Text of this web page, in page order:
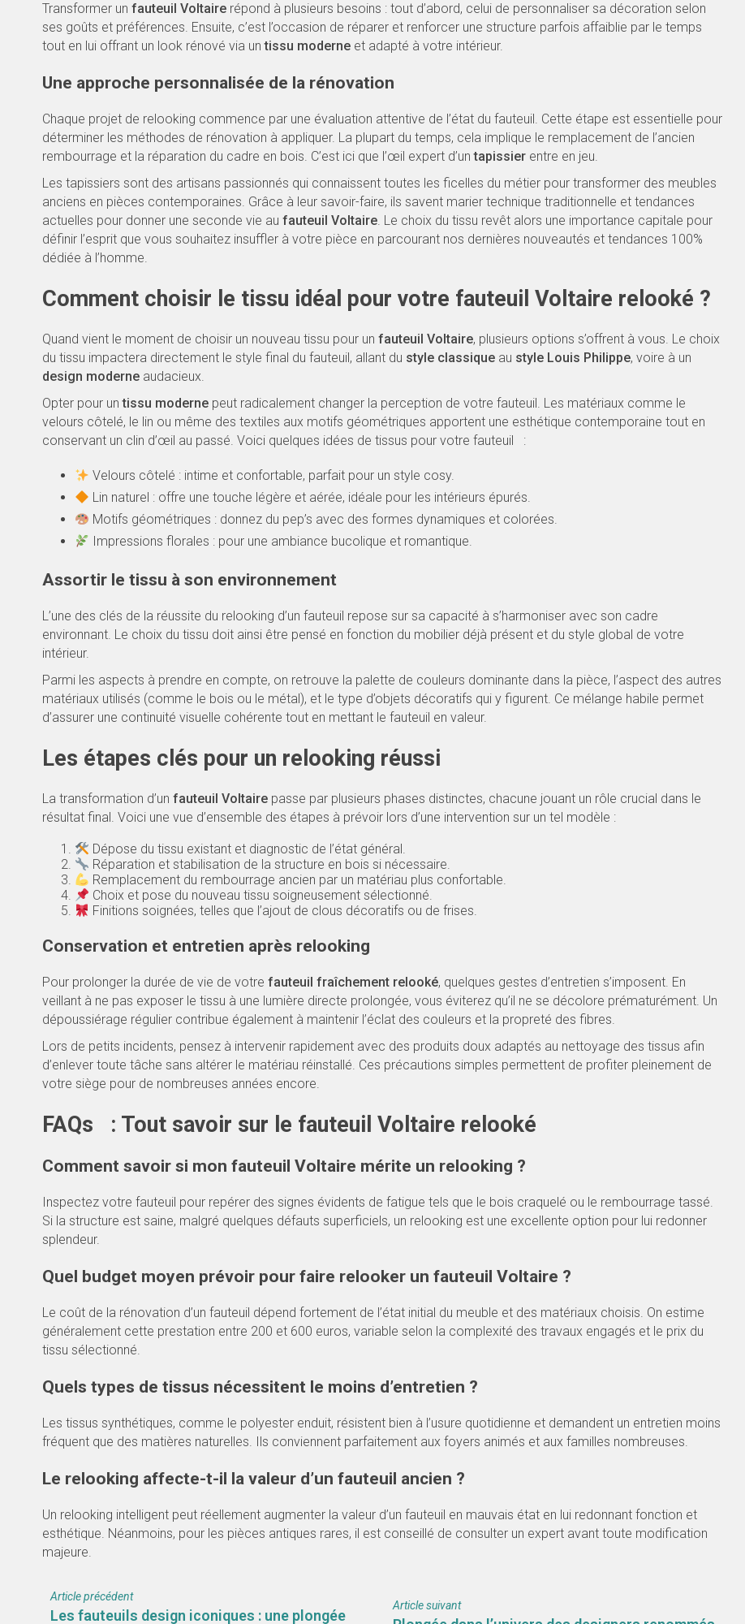
Transformer un fauteuil Voltaire répond à plusieurs besoins : tout d’abord, celui de personnaliser sa décoration selon
ses goûts et préférences. Ensuite, c’est l’occasion de réparer et renforcer une structure parfois affaiblie par le temps
tout en lui offrant un look rénové via untissu moderne et adapté à votre intérieur.
Une approche personnalisée de la rénovation
Chaque projet de relooking commence par une évaluation attentive de l’état du fauteuil. Cette étape est essentielle pour
déterminer les méthodes de rénovation à appliquer. La plupart du temps, cela implique le remplacement de l’ancien
rembourrage et la réparation du cadre en bois. C’est ici que l’œil expert d’untapissier entre en jeu.
Les tapissiers sont des artisans passionnés qui connaissent toutes les ficelles du métier pour transformer des meubles
anciens en pièces contemporaines. Grâce à leur savoir-faire, ils savent marier technique traditionnelle et tendances
actuelles pour donner une seconde vie au fauteuil Voltaire. Le choix du tissu revêt alors une importance capitale pour
définir l’esprit que vous souhaitez insuffler à votre pièce en parcourant nos dernières nouveautés et tendances 100%
dédiée à l’homme.
Comment choisir le tissu idéal pour votre fauteuil Voltaire relooké ?
Quand vient le moment de choisir un nouveau tissu pour un fauteuil Voltaire, plusieurs options s’offrent à vous. Le choix
du tissu impactera directement le style final du fauteuil, allant du style classique au style Louis Philippe, voire à un
design moderne audacieux.
Opter pour untissu moderne peut radicalement changer la perception de votre fauteuil. Les matériaux comme le
velours côtelé, le lin ou même des textiles aux motifs géométriques apportent une esthétique contemporaine tout en
conservant un clin d’œil au passé. Voici quelques idées de tissus pour votre fauteuil :
Velours côtelé : intime et confortable, parfait pour un style cosy.
Lin naturel : offre une touche légère et aérée, idéale pour les intérieurs épurés.
Motifs géométriques : donnez du pep’s avec des formes dynamiques et colorées.
Impressions florales : pour une ambiance bucolique et romantique.
Assortir le tissu à son environnement
L’une des clés de la réussite du relooking d’un fauteuil repose sur sa capacité à s’harmoniser avec son cadre
environnant. Le choix du tissu doit ainsi être pensé en fonction du mobilier déjà présent et du style global de votre
intérieur.
Parmi les aspects à prendre en compte, on retrouve la palette de couleurs dominante dans la pièce, l’aspect des autres
matériaux utilisés (comme le bois ou le métal), et le type d’objets décoratifs qui y figurent. Ce mélange habile permet
d’assurer une continuité visuelle cohérente tout en mettant le fauteuil en valeur.
Les étapes clés pour un relooking réussi
La transformation d’un fauteuil Voltaire passe par plusieurs phases distinctes, chacune jouant un rôle crucial dans le
résultat final. Voici une vue d’ensemble des étapes à prévoir lors d’une intervention sur un tel modèle :
Dépose du tissu existant et diagnostic de l’état général.
Réparation et stabilisation de la structure en bois si nécessaire.
Remplacement du rembourrage ancien par un matériau plus confortable.
Choix et pose du nouveau tissu soigneusement sélectionné.
Finitions soignées, telles que l’ajout de clous décoratifs ou de frises.
Conservation et entretien après relooking
Pour prolonger la durée de vie de votre fauteuil fraîchement relooké, quelques gestes d’entretien s’imposent. En
veillant à ne pas exposer le tissu à une lumière directe prolongée, vous éviterez qu’il ne se décolore prématurément. Un
dépoussiérage régulier contribue également à maintenir l’éclat des couleurs et la propreté des fibres.
Lors de petits incidents, pensez à intervenir rapidement avec des produits doux adaptés au nettoyage des tissus afin
d’enlever toute tâche sans altérer le matériau réinstallé. Ces précautions simples permettent de profiter pleinement de
votre siège pour de nombreuses années encore.
FAQs : Tout savoir sur le fauteuil Voltaire relooké
Comment savoir si mon fauteuil Voltaire mérite un relooking ?
Inspectez votre fauteuil pour repérer des signes évidents de fatigue tels que le bois craquelé ou le rembourrage tassé.
Si la structure est saine, malgré quelques défauts superficiels, un relooking est une excellente option pour lui redonner
splendeur.
Quel budget moyen prévoir pour faire relooker un fauteuil Voltaire ?
Le coût de la rénovation d’un fauteuil dépend fortement de l’état initial du meuble et des matériaux choisis. On estime
généralement cette prestation entre 200 et 600 euros, variable selon la complexité des travaux engagés et le prix du
tissu sélectionné.
Quels types de tissus nécessitent le moins d’entretien ?
Les tissus synthétiques, comme le polyester enduit, résistent bien à l’usure quotidienne et demandent un entretien moins
fréquent que des matières naturelles. Ils conviennent parfaitement aux foyers animés et aux familles nombreuses.
Le relooking affecte-t-il la valeur d’un fauteuil ancien ?
Un relooking intelligent peut réellement augmenter la valeur d’un fauteuil en mauvais état en lui redonnant fonction et
esthétique. Néanmoins, pour les pièces antiques rares, il est conseillé de consulter un expert avant toute modification
majeure.
Article précédent
Les fauteuils design iconiques : une plongée
Article suivant